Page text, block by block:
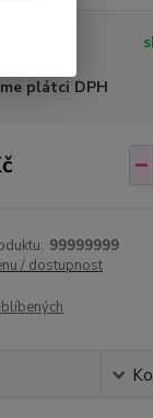
plátci DPH
99999999
/ dostupnost